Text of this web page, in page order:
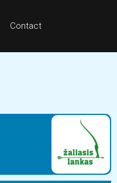
Contact